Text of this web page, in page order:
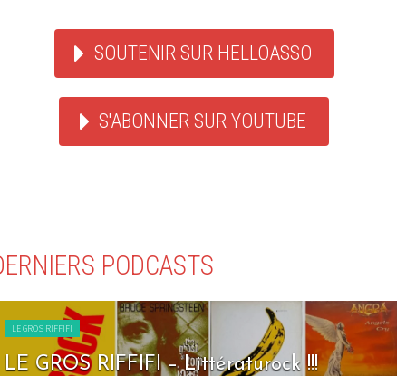
SOUTENIR SUR HELLOASSO
S'ABONNER SUR YOUTUBE
PODCASTS
LE GROS RIFFIFI
LE GROS RIFFIFI – Littératurock !!!